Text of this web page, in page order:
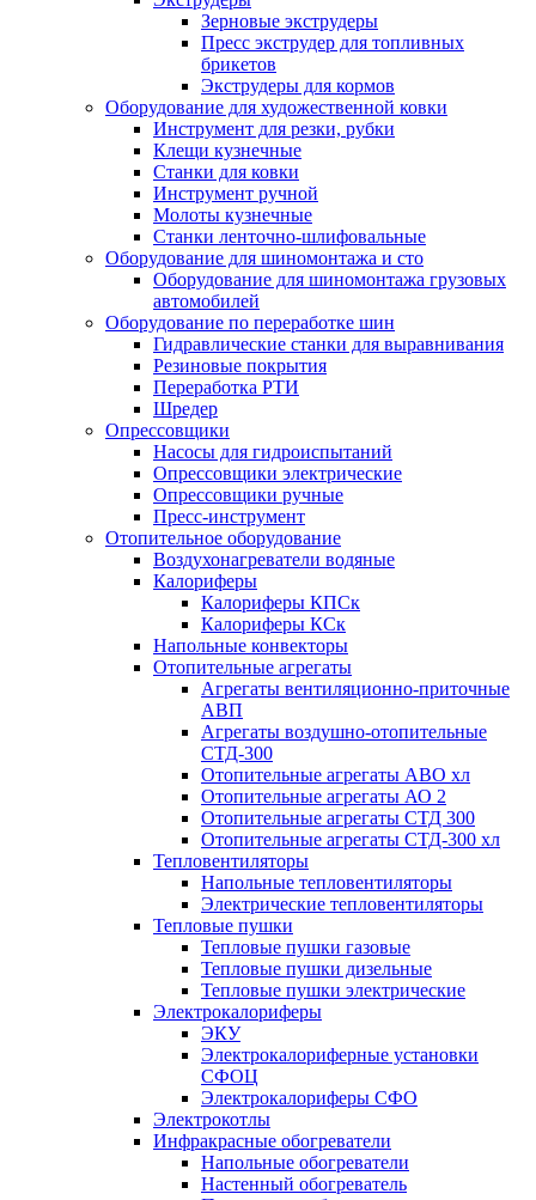
Зерновые экструдеры
Пресс экструдер для топливных
брикетов
Экструдеры для кормов
Оборудование для художественной ковки
Инструмент для резки, рубки
Клещи кузнечные
Станки для ковки
Инструмент ручной
Молоты кузнечные
Станки ленточно-шлифовальные
Оборудование для шиномонтажа и сто
Оборудование для шиномонтажа грузовых
автомобилей
Оборудование по переработке шин
Гидравлические станки для выравнивания
Резиновые покрытия
Переработка РТИ
Шредер
Опрессовщики
Насосы для гидроиспытаний
Опрессовщики электрические
Опрессовщики ручные
Пресс-инструмент
Отопительное оборудование
Воздухонагреватели водяные
Калориферы
Калориферы КПСк
Калориферы КСк
Напольные конвекторы
Отопительные агрегаты
Агрегаты вентиляционно-приточные
АВП
Агрегаты воздушно-отопительные
СТД-300
Отопительные агрегаты АВО хл
Отопительные агрегаты АО 2
Отопительные агрегаты СТД 300
Отопительные агрегаты СТД-300 хл
Тепловентиляторы
Напольные тепловентиляторы
Электрические тепловентиляторы
Тепловые пушки
Тепловые пушки газовые
Тепловые пушки дизельные
Тепловые пушки электрические
Электрокалориферы
ЭКУ
Электрокалориферные установки
СФОЦ
Электрокалориферы СФО
Электрокотлы
Инфракрасные обогреватели
Напольные обогреватели
Настенный обогреватель